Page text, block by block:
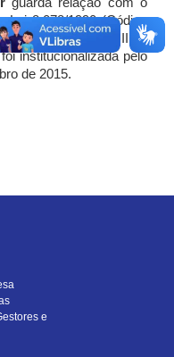
guarda relação com o
Lei 8.078/1990 (Código
7º, incisos I, II e III do
institucionalizada pelo
de 2015.
e